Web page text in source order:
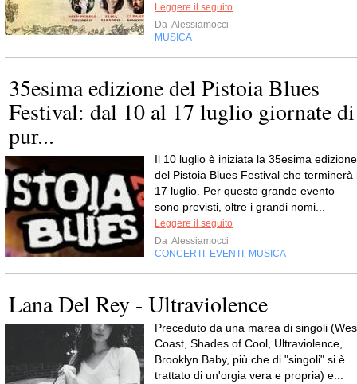
Leggere il seguito
Da Alessiamocci
MUSICA
35esima edizione del Pistoia Blues
Festival: dal 10 al 17 luglio giornate di
pur...
Il 10 luglio è iniziata la 35esima edizione
del Pistoia Blues Festival che terminerà
17 luglio. Per questo grande evento
sono previsti, oltre i grandi nomi...
Leggere il seguito
Da Alessiamocci
CONCERTI EVENTI MUSICA
Lana Del Rey - Ultraviolence
Preceduto da una marea di singoli
Coast, Shades of Cool, Ultraviolence,
Brooklyn Baby, più che di "singoli" si è
trattato di un'orgia vera e propria) e...